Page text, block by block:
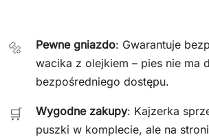
🔩 Pewne gniazdo: Gwarantuje
wacika z olejkiem – pies nie ma
bezpośredniego dostępu.
🛒 Wygodne zakupy: Kajzerka
puszki w komplecie, ale na